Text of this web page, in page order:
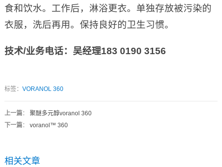
食和饮水。工作后，淋浴更衣。单独存放被污染的
衣服，洗后再用。保持良好的卫生习惯。
技术/业务电话：吴经理183 0190 3156
标签： VORANOL 360
上一篇： 聚醚多元醇voranol 360
下一篇： voranol™ 360
相关文章